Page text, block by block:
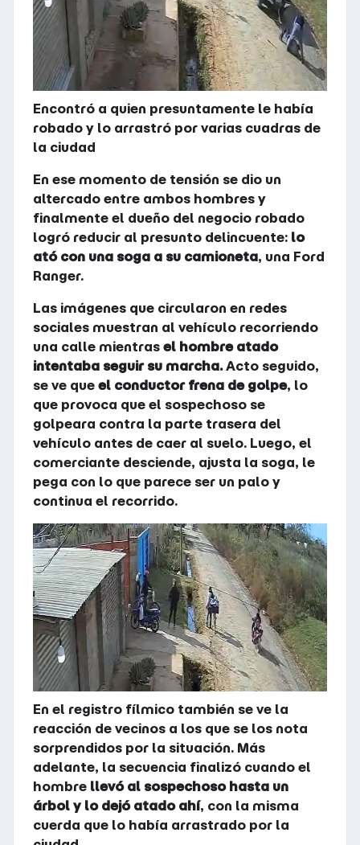
Encontró a quien presuntamente le había
robado y lo arrastró por varias cuadras de
la ciudad
En ese momento de tensión se dio un
altercado entre ambos hombres y
finalmente el dueño del negocio robado
logró reducir al presunto delincuente: lo
ató con una soga a su camioneta, una Ford
Ranger.
Las imágenes que circularon en redes
sociales muestran al vehículo recorriendo
una calle mientras el hombre atado
intentaba seguir su marcha.Acto seguido,
se ve que el conductor frena de golpe, lo
que provoca que el sospechoso se
golpeara contra la parte trasera del
vehículo antes de caer al suelo. Luego, el
comerciante desciende, ajusta la soga, le
pega con lo que parece ser un palo y
continua el recorrido.
En el registro fílmico también se ve la
reacción de vecinos a los que se los nota
sorprendidos por la situación. Más
adelante, la secuencia finalizó cuando el
hombre llevó al sospechoso hasta un
árbol y lo dejó atado ahí, con la misma
cuerda que lo había arrastrado por la